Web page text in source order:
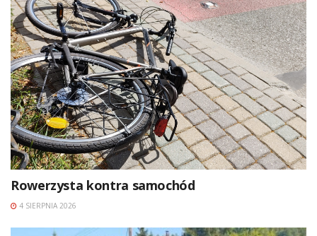
Rowerzysta kontra samochód
4 SIERPNIA 2026